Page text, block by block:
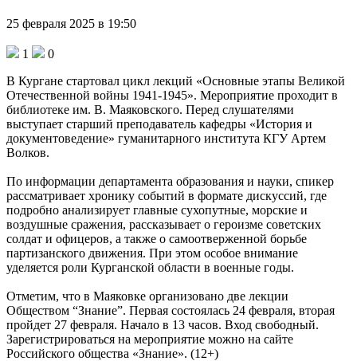
25 февраля 2025 в 19:50
1
0
В Кургане стартовал цикл лекций «Основные этапы Великой
Отечественной войны 1941-1945». Мероприятие проходит в
библиотеке им. В. Маяковского. Перед слушателями
выступает старший преподаватель кафедры «История и
документоведение» гуманитарного института КГУ Артем
Волков.
По информации департамента образования и науки, спикер
рассматривает хронику событий в формате дискуссий, где
подробно анализирует главные сухопутные, морские и
воздушные сражения, рассказывает о героизме советских
солдат и офицеров, а также о самоотверженной борьбе
партизанского движения. При этом особое внимание
уделяется роли Курганской области в военные годы.
Отметим, что в Маяковке организовано две лекции
Обществом “Знание”. Первая состоялась 24 февраля, вторая
пройдет 27 февраля. Начало в 13 часов. Вход свободный.
Зарегистрироваться на мероприятие можно на сайте
Российского общества «Знание». (12+)